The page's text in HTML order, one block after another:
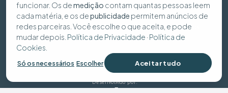
Preferências de cookies
Política de Privacidade Política de Cookies Seus dados
Desenvolvido por:
funcionar. Os demedição contam quantas pessoas leem
cada matéria, e os depublicidade permitem anúncios de
redes parceiras. Você escolhe o que aceita, e pode
mudar depois. Política de Privacidade · Política de
Cookies.
Só os necessários Escolher Aceitar tudo